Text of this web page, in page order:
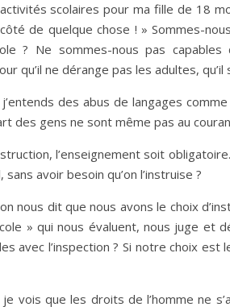
scolaires pour ma fille de 18
de quelque chose ! » Sommes-
? Ne sommes-nous pas capables
qu’il ne dérange pas les adultes,
des abus de langages
des gens ne sont même pas au
l’enseignement soit
avoir besoin qu’on l’instruise ?
nous dit que nous avons le choix
» qui nous évaluent, nous juge et
avec l’inspection ? Si notre choix est
vois que les droits de l’homme ne